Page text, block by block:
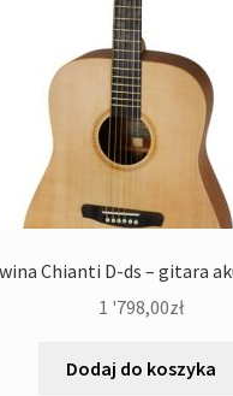
Chianti D-ds – gitara
1 '798,00zł
Dodaj do koszyka